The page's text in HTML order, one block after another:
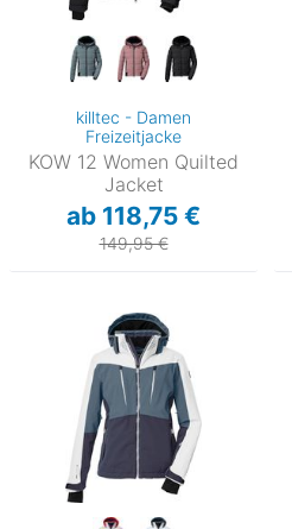
killtec - Damen
Freizeitjacke
KOW 12 Women Quilted
Jacket
ab 118,75 €
149,95 €